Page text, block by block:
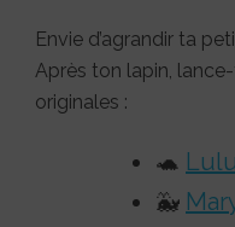
Envie d’agrandir ta
Après ton lapin,
originales :
🐢
🐳